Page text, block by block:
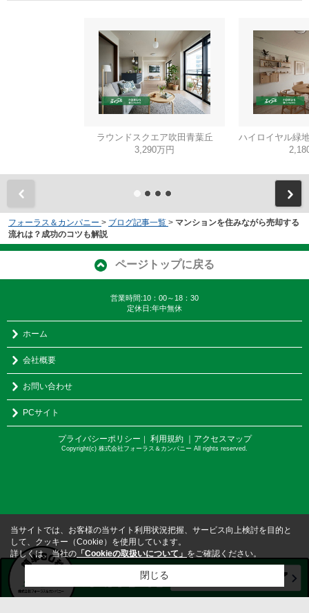
ラウンドスクエア吹田青葉丘
3,290万円
ハイロイヤル緑
フォーラス＆カンパニー > ブログ記事一覧 > マンションを住みながら売却する
流れは？成功のコツも解説
ページトップに戻る
営業時間:10：00～18：30
定休日:年中無休
ホーム
会社概要
お問い合わせ
PCサイト
プライバシーポリシー 利用規約 ｜アクセスマップ
Copyright(c) 株式会社フォーラス＆カンパニー All rights reserved.
当サイトでは、お客様の当サイト利用状況把握、サービス向上検討を目的と
して、クッキー（Cookie）を使用しています。
詳しくは、当社の 「Cookieの取扱いについて」 をご確認ください。
閉じる